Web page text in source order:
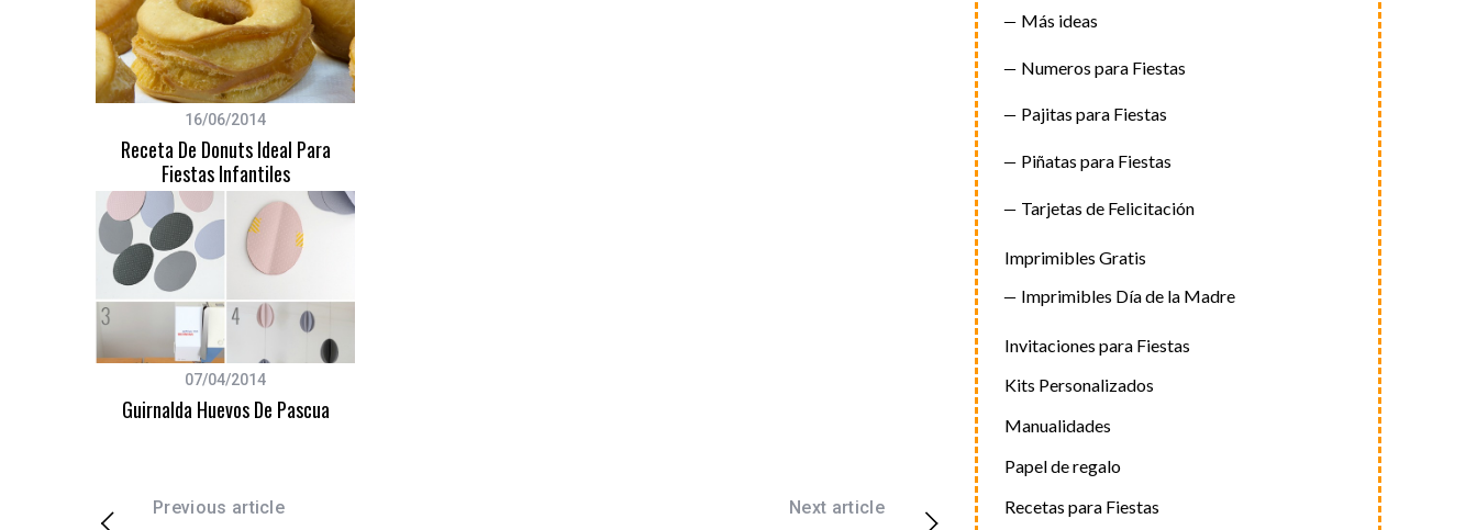
16/06/2014
Receta De Donuts Ideal Para
Fiestas Infantiles
07/04/2014
Guirnalda Huevos De Pascua
Previous article Next article
Más ideas
Numeros para Fiestas
Pajitas para Fiestas
Piñatas para Fiestas
Tarjetas de Felicitación
Imprimibles Gratis
Imprimibles Día de la Madre
Invitaciones para Fiestas
Kits Personalizados
Manualidades
Papel de regalo
Recetas para Fiestas